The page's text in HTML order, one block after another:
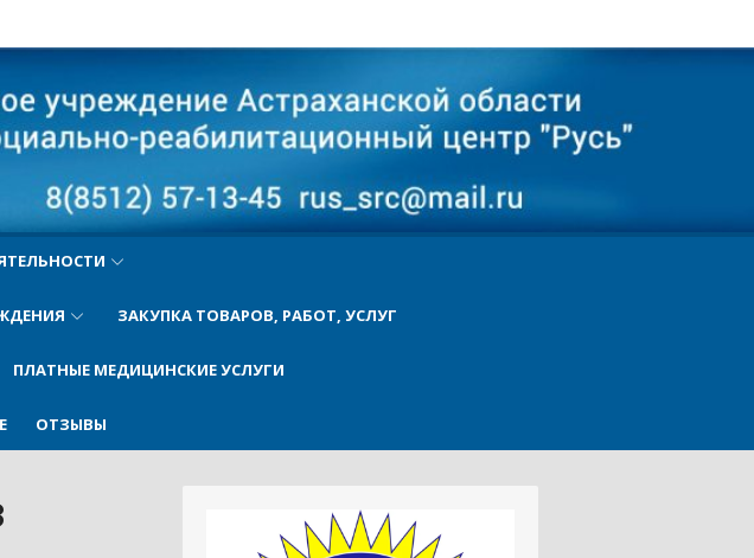
ЗАКУПКА ТОВАРОВ, РАБОТ, УСЛУГ
ПЛАТНЫЕ МЕДИЦИНСКИЕ УСЛУГИ
ОТЗЫВЫ